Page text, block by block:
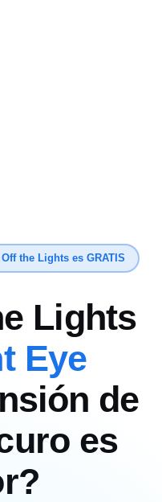
the Lights es GRATIS
Lights
Eye
de
es